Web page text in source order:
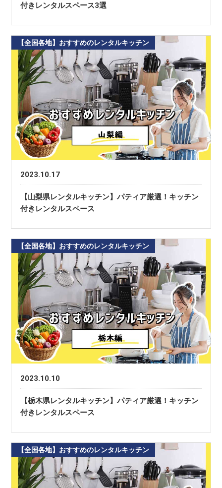
付きレンタルスペース3選
【全国各地】おすすめのレンタルキッチン
2023.10.17
【山梨県レンタルキッチン】パティア厳選！キッチン
付きレンタルスペース
【全国各地】おすすめのレンタルキッチン
2023.10.10
【栃木県レンタルキッチン】パティア厳選！キッチン
付きレンタルスペース
【全国各地】おすすめのレンタルキッチン